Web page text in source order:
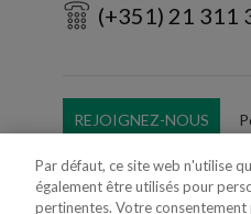
(+351) 21 311
REJOIGNEZ-NOUS
Utilisation Frauduleuse
Par défaut, ce site web n'utilise
également être utilisés pour
pertinentes. Votre